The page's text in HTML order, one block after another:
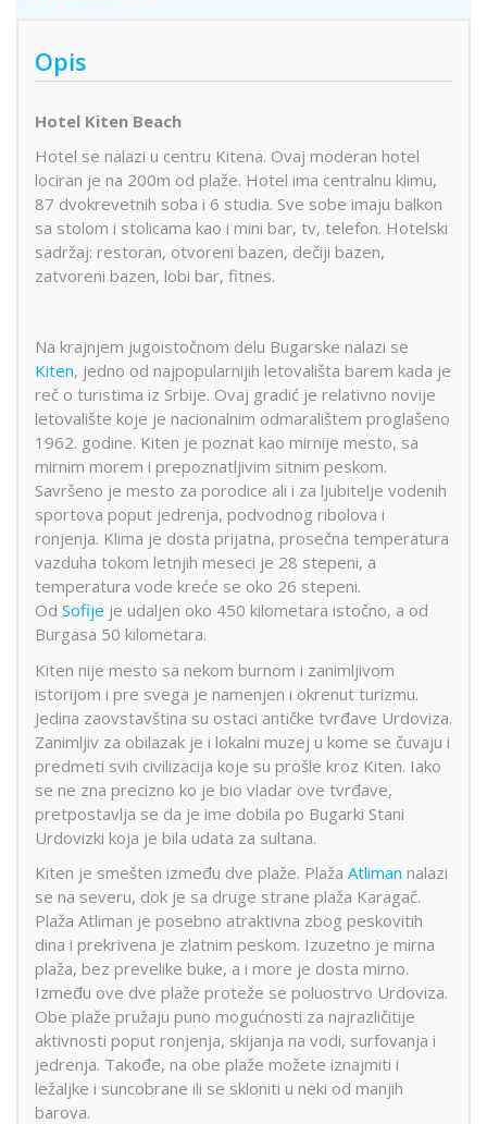
Opis
Hotel Kiten Beach
Hotel se nalazi u centru Kitena. Ovaj moderan hotel
lociran je na 200m od plaže. Hotel ima centralnu klimu,
87 dvokrevetnih soba i 6 studia. Sve sobe imaju balkon
sa stolom i stolicama kao i mini bar, tv, telefon. Hotelski
sadržaj: restoran, otvoreni bazen, dečiji bazen,
zatvoreni bazen, lobi bar, fitnes.
Na krajnjem jugoistočnom delu Bugarske nalazi se
Kiten, jedno od najpopularnijih letovališta barem kada je
reč o turistima iz Srbije. Ovaj gradić je relativno novije
letovalište koje je nacionalnim odmaralištem proglašeno
1962. godine. Kiten je poznat kao mirnije mesto, sa
mirnim morem i prepoznatljivim sitnim peskom.
Savršeno je mesto za porodice ali i za ljubitelje vodenih
sportova poput jedrenja, podvodnog ribolova i
ronjenja. Klima je dosta prijatna, prosečna temperatura
vazduha tokom letnjih meseci je 28 stepeni, a
temperatura vode kreće se oko 26 stepeni.
Od Sofije je udaljen oko 450 kilometara istočno, a od
Burgasa 50 kilometara.
Kiten nije mesto sa nekom burnom i zanimljivom
istorijom i pre svega je namenjen i okrenut turizmu.
Jedina zaovstavština su ostaci antičke tvrđave Urdoviza.
Zanimljiv za obilazak je i lokalni muzej u kome se čuvaju i
predmeti svih civilizacija koje su prošle kroz Kiten. Iako
se ne zna precizno ko je bio vladar ove tvrđave,
pretpostavlja se da je ime dobila po Bugarki Stani
Urdovizki koja je bila udata za sultana.
Kiten je smešten između dve plaže. Plaža Atliman nalazi
se na severu, dok je sa druge strane plaža Karagač.
Plaža Atliman je posebno atraktivna zbog peskovitih
dina i prekrivena je zlatnim peskom. Izuzetno je mirna
plaža, bez prevelike buke, a i more je dosta mirno.
Između ove dve plaže proteže se poluostrvo Urdoviza.
Obe plaže pružaju puno mogućnosti za najrazličitije
aktivnosti poput ronjenja, skijanja na vodi, surfovanja i
jedrenja. Takođe, na obe plaže možete iznajmiti i
ležaljke i suncobrane ili se skloniti u neki od manjih
barova.